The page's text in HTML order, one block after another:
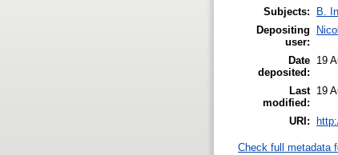
Subjects:
B.
Depositing
user:
Date
deposited:
19
Last
modified:
19
URI:
Check full metadata